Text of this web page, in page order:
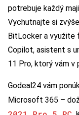
potrebuje každý
Vychutnajte si
BitLocker a využite
Copilot, asistent s
11 Pro, ktorý vám v
Godeal24 vám
Microsoft 365 –